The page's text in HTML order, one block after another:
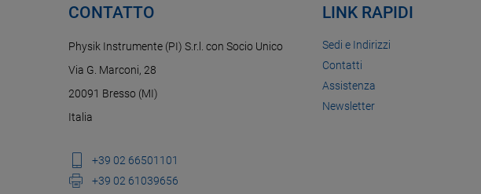
CONTATTO
Physik Instrumente (PI) S.r.l. con Socio Unico
Via G. Marconi, 28
20091 Bresso (MI)
Italia
+39 02 66501101
+39 02 61039656
LINK RAPIDI
Sedi e Indirizzi
Contatti
Assistenza
Newsletter